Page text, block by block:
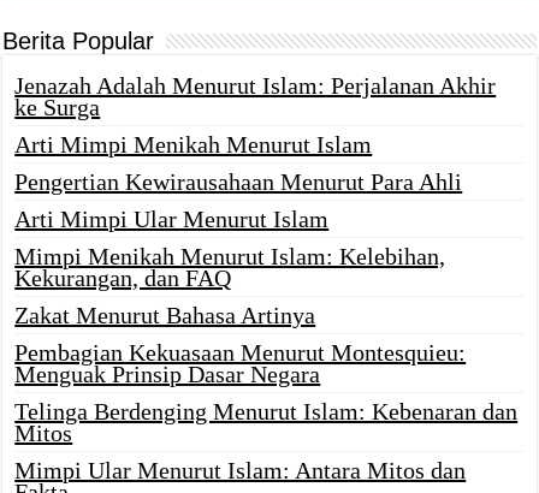
Berita Popular
Jenazah Adalah Menurut Islam: Perjalanan Akhir
ke Surga
Arti Mimpi Menikah Menurut Islam
Pengertian Kewirausahaan Menurut Para Ahli
Arti Mimpi Ular Menurut Islam
Mimpi Menikah Menurut Islam: Kelebihan,
Kekurangan, dan FAQ
Zakat Menurut Bahasa Artinya
Pembagian Kekuasaan Menurut Montesquieu:
Menguak Prinsip Dasar Negara
Telinga Berdenging Menurut Islam: Kebenaran dan
Mitos
Mimpi Ular Menurut Islam: Antara Mitos dan